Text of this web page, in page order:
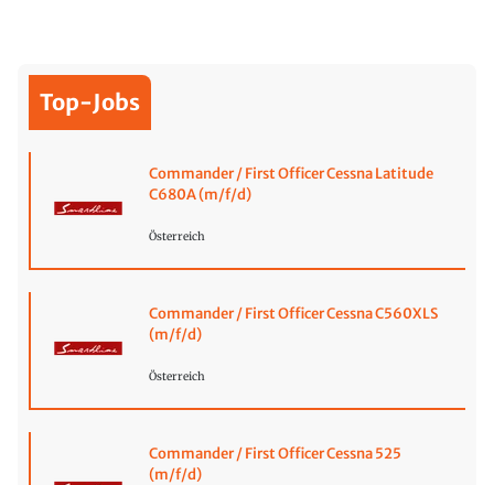
Top-Jobs
Commander / First Officer Cessna Latitude
C680A (m/f/d)
Österreich
Commander / First Officer Cessna C560XLS
(m/f/d)
Österreich
Commander / First Officer Cessna 525
(m/f/d)